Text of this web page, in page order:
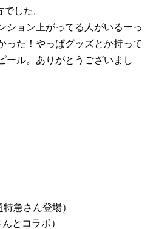
した。
ション上がってる人がいるーっ
った！やっぱグッズとか持って
ール。ありがとうございまし
急さん登場）
とコラボ）